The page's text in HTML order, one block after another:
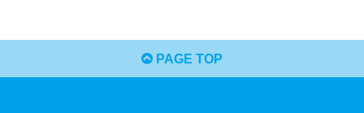
PAGE TOP